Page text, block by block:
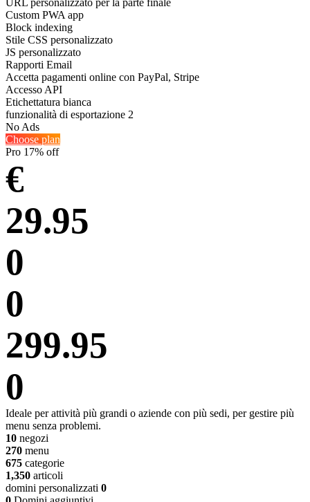
Custom PWA app
Block indexing
Stile CSS personalizzato
JS personalizzato
Rapporti Email
Accetta pagamenti online con PayPal, Stripe
Accesso API
Etichettatura bianca
funzionalità di esportazione 2
No Ads
Choose plan
Pro 17% off
€
29.95
0
0
299.95
0
Ideale per attività più grandi o aziende con più sedi, per gestire più
menu senza problemi.
10 negozi
270 menu
675 categorie
1,350 articoli
domini personalizzati 0